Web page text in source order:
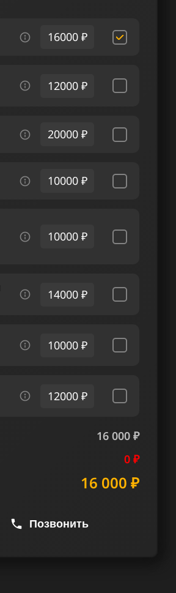
16000 ₽
12000 ₽
20000 ₽
10000 ₽
10000 ₽
14000 ₽
10000 ₽
12000 ₽
16 000 ₽
0 ₽
16 000 ₽
Позвонить